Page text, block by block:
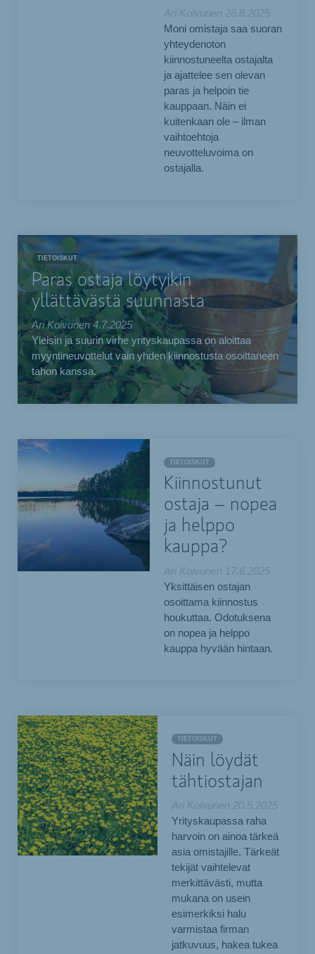
Ari Koivunen 26.8.2025
Moni omistaja saa suoran
yhteydenoton
kiinnostuneelta ostajalta
ja ajattelee sen olevan
paras ja helpoin tie
kauppaan. Näin ei
kuitenkaan ole – ilman
vaihtoehtoja
neuvotteluvoima on
ostajalla.
TIETOISKUT
Paras ostaja löytyikin
yllättävästä suunnasta
Ari Koivunen 4.7.2025
Yleisin ja suurin virhe yrityskaupassa on aloittaa
myyntineuvottelut vain yhden kiinnostusta osoittaneen
tahon kanssa.
TIETOISKUT
Kiinnostunut
ostaja – nopea
ja helppo
kauppa?
Ari Koivunen
17.6.2025
Yksittäisen ostajan
osoittama kiinnostus
houkuttaa. Odotuksena
on nopea ja helppo
kauppa hyvään hintaan.
TIETOISKUT
Näin löydät
tähtiostajan
Ari Koivunen 20.5.2025
Yrityskaupassa raha
harvoin on ainoa tärkeä
asia omistajille. Tärkeät
tekijät vaihtelevat
merkittävästi, mutta
mukana on usein
esimerkiksi halu
varmistaa firman
jatkuvuus, hakea tukea